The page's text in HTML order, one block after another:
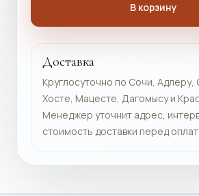
В корзину
Доставка
Круглосуточно по Сочи, Адлеру,
Хосте, Мацесте, Дагомысу и
Менеджер уточнит адрес,
стоимость доставки перед